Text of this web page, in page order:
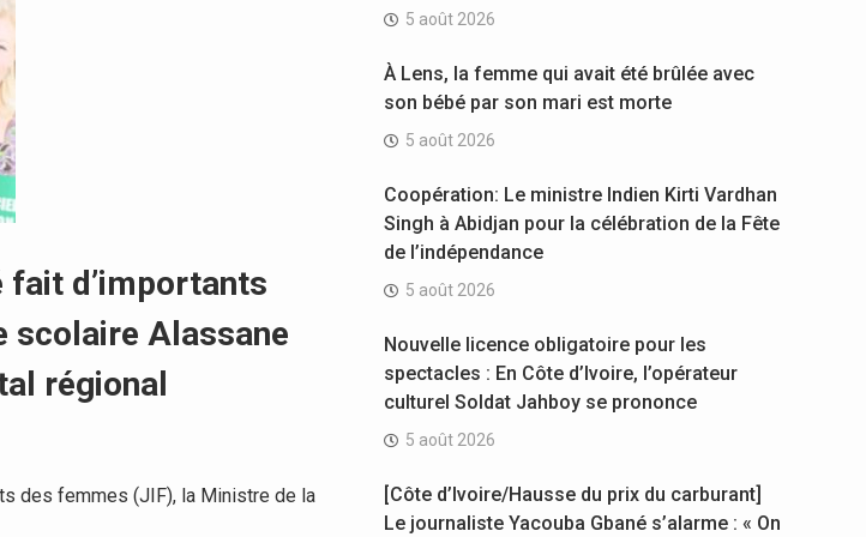
fait d’importants
scolaire Alassane
régional
des femmes (JIF), la Ministre de la
5 août 2026
À Lens, la femme qui avait été brûlée avec
son bébé par son mari est morte
5 août 2026
Coopération: Le ministre Indien Kirti Vardhan
Singh à Abidjan pour la célébration de la Fête
de l’indépendance
5 août 2026
Nouvelle licence obligatoire pour les
spectacles : En Côte d’Ivoire, l’opérateur
culturel Soldat Jahboy se prononce
5 août 2026
[Côte d’Ivoire/Hausse du prix du carburant]
Le journaliste Yacouba Gbané s’alarme : « On